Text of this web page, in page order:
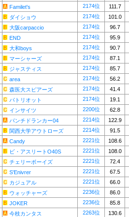
Familet's 2174位
111.7
ダイショウ 2174位
101.0
大阪carpaccio 2174位
96.7
END 2174位
95.9
大和boys 2174位
90.7
マーシャーズ 2174位
87.1
ジャスティス 2174位
85.7
area 2174位
56.2
森医大スピアーズ 2174位
41.4
パトリオット 2174位
19.1
インサイツ 2200位
62.8
パンチドランカー04 2214位
122.9
関西大学アウトローズ 2214位
91.5
Candy 2221位
108.6
ビ・アスリートO40S 2221位
108.0
チェリーボーイズ 2221位
72.4
S'Enivrer 2221位
67.5
カジュアル 2221位
66.0
ウォッチャーズ 2236位
86.0
JOKER 2236位
85.8
今枝カンタス 2263位
130.6